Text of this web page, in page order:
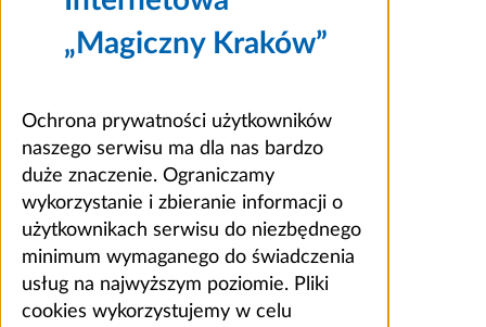
„Magiczny Kraków”
Ochrona prywatności użytkowników
naszego serwisu ma dla nas bardzo
duże znaczenie. Ograniczamy
wykorzystanie i zbieranie informacji o
użytkownikach serwisu do niezbędnego
minimum wymaganego do świadczenia
usług na najwyższym poziomie. Pliki
cookies wykorzystujemy w celu